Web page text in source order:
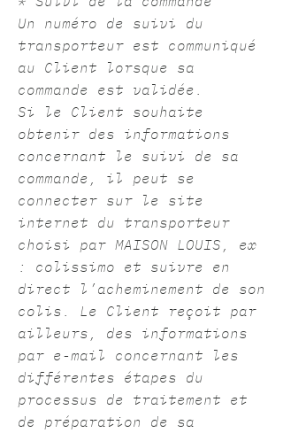
Un numéro de suivi du
transporteur est communiqué
au Client lorsque sa
commande est validée.
Si le Client souhaite
obtenir des informations
concernant le suivi de sa
commande, il peut se
connecter sur le site
internet du transporteur
choisi par MAISON LOUIS, ex
: colissimo et suivre en
direct l’acheminement de son
colis. Le Client reçoit par
ailleurs, des informations
par e-mail concernant les
différentes étapes du
processus de traitement et
de préparation de sa